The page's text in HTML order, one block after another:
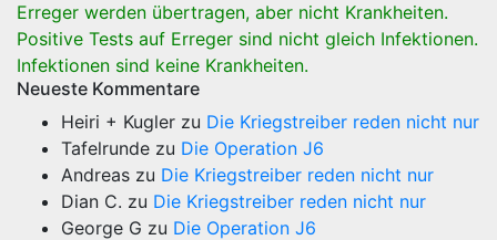
Erreger werden übertragen, aber nicht Krankheiten.
Positive Tests auf Erreger sind nicht gleich Infektionen.
Infektionen sind keine Krankheiten.
Neueste Kommentare
Heiri + Kugler zu Die Kriegstreiber reden nicht nur
Tafelrunde zu Die Operation J6
Andreas zu Die Kriegstreiber reden nicht nur
Dian C. zu Die Kriegstreiber reden nicht nur
George G zu Die Operation J6